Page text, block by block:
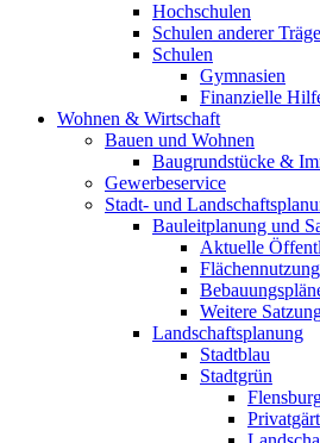
Hochschulen
Schulen anderer
Schulen
Gymnasien
Finanzielle
Wohnen & Wirtschaft
Bauen und Wohnen
Baugrundstücke &
Gewerbeservice
Stadt- und
Bauleitplanung und
Aktuelle
Weitere
Landschaftsplanung
Stadtblau
Stadtgrün